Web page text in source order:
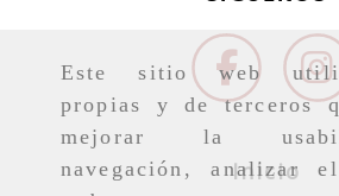
Este sitio web
propias y de terceros
mejorar la
navegación, analizar
Inicio